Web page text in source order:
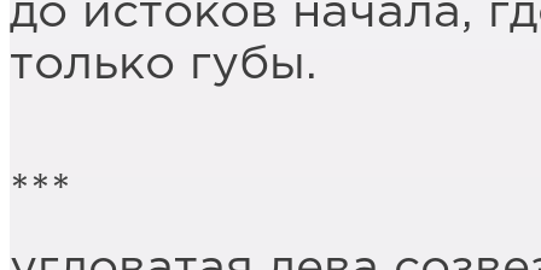
до истоков начала,
только губы.
***